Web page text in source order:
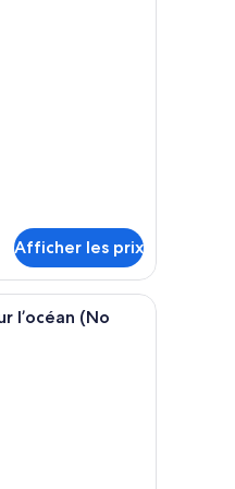
Afficher les prix
une plage bordée d’arbres et
pastèque et du jus d’orange.
fait, agrémenté d’oreillers
l’océan (No